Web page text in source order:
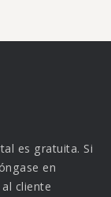
es gratuita. Si
en
cliente